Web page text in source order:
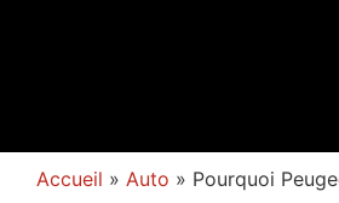
Accueil » Auto » Pourquoi